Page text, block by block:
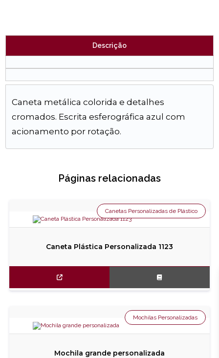
Descrição
Caneta metálica colorida e detalhes
cromados. Escrita esferográfica azul com
acionamento por rotação.
Páginas relacionadas
Caneta Plástica Personalizada 1123
Canetas Personalizadas de Plástico
Mochila grande personalizada
Mochilas Personalizadas